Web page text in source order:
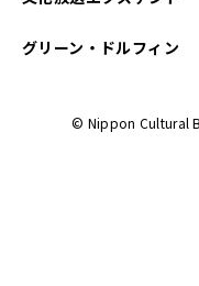
グリーン・ドルフィン
© Nippon Cultural